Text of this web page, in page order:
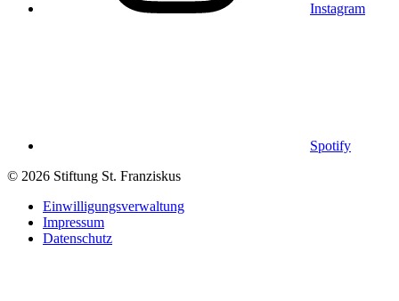
Instagram
Spotify
© 2026 Stiftung St. Franziskus
Einwilligungsverwaltung
Impressum
Datenschutz